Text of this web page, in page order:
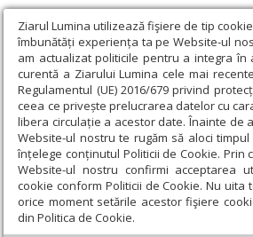
Ziarul Lumina utilizează fişiere de tip
îmbunătăți experiența ta pe Website-ul
am actualizat politicile pentru a integra în
curentă a Ziarului Lumina cele mai
Regulamentul (UE) 2016/679 privind
ceea ce privește prelucrarea datelor cu
libera circulație a acestor date. Înainte de
Website-ul nostru te rugăm să aloci
înțelege conținutul Politicii de Cookie. Prin
Website-ul nostru confirmi acceptarea
cookie conform Politicii de Cookie. Nu uita
orice moment setările acestor fişiere
din Politica de Cookie.
Ziarul Lumina › Opinii › Repere și idei ›
profesionalism la „Ziarul Lumina”
Fidelitate şi profesionalism
Lumina”